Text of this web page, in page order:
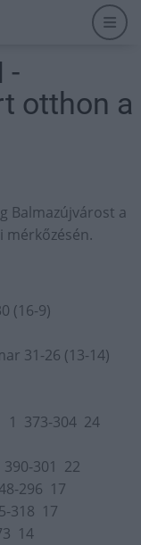
-
otthon a
Balmazújvárost a
mérkőzésén.
(16-9)
31-26 (13-14)
373-304 24
301 22
296 17
17
14